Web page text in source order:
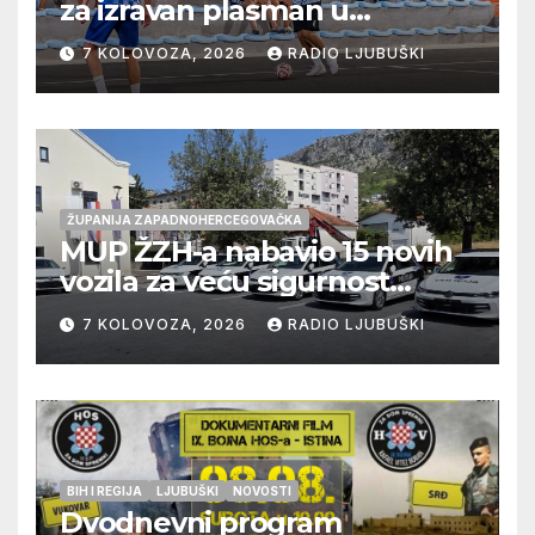
za izravan plasman u
četvrtfinale, Grab izborio
prolazak dalje, Klobuk ispao,
večeras počinje četvrtfinale
juniora
7 KOLOVOZA, 2026 RADIO LJUBUŠKI
ŽUPANIJA ZAPADNOHERCEGOVAČKA
MUP ŽZH-a nabavio 15 novih
vozila za veću sigurnost
građana i učinkovitiji rad
policije
7 KOLOVOZA, 2026 RADIO LJUBUŠKI
BIH I REGIJA LJUBUŠKI NOVOSTI
Dvodnevni program